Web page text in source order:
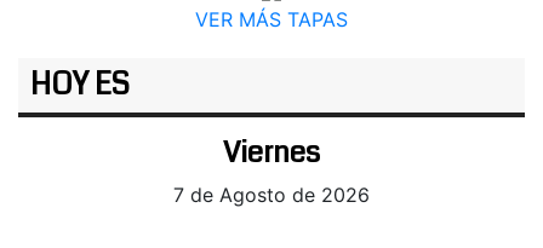
VER MÁS TAPAS
HOY ES
Viernes
7 de Agosto de 2026